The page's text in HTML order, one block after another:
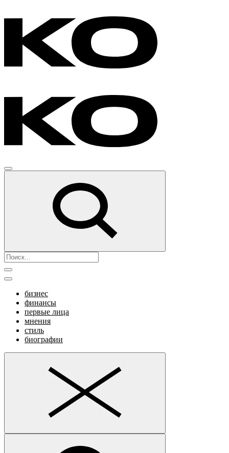
бизнес
финансы
первые лица
мнения
стиль
биографии